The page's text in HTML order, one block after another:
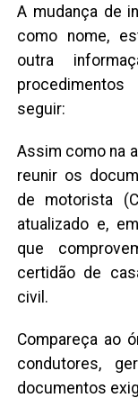
A mudança de
como nome,
outra
seguir:
Assim como na
reunir os
de motorista
atualizado e,
que
certidão de
civil.
Compareça ao
condutores,
documentos